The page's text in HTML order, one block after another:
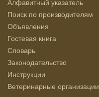
Алфавитный указатель
Поиск по производителям
Объявления
Гостевая книга
Словарь
Законодательство
Инструкции
Ветеринарные организации